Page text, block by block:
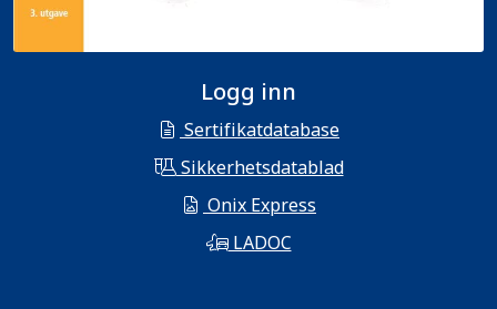
Logg inn
Sertifikatdatabase
Sikkerhetsdatablad
Onix Express
LADOC